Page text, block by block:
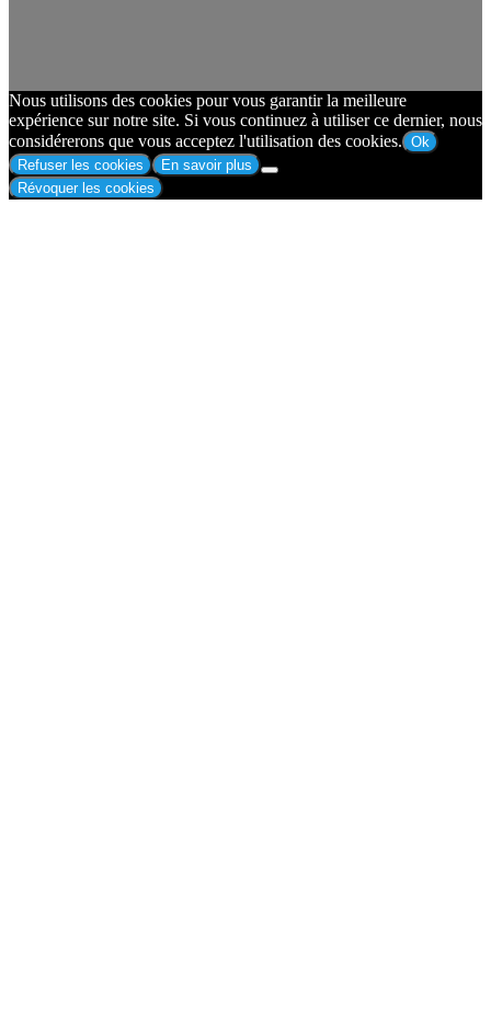
Nous utilisons des cookies pour vous garantir la meilleure
expérience sur notre site. Si vous continuez à utiliser ce dernier, nous
considérerons que vous acceptez l'utilisation des cookies. Ok
Refuser les cookies
En savoir plus
Révoquer les cookies